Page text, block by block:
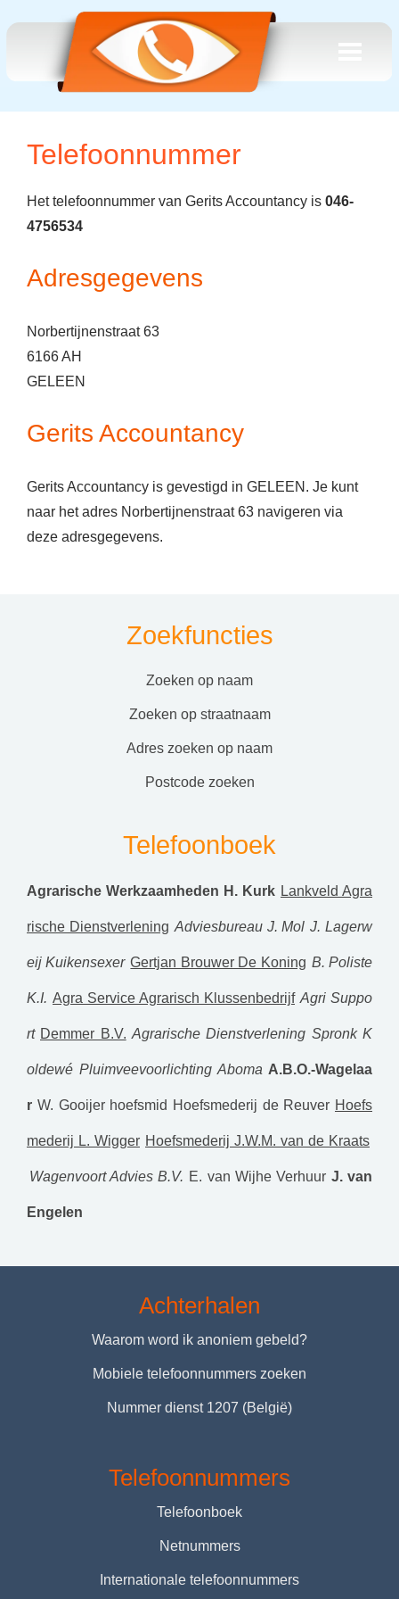
Telefoonnummer
Het telefoonnummer van Gerits Accountancy is 046-
4756534
Adresgegevens
Norbertijnenstraat 63
6166 AH
GELEEN
Gerits Accountancy
Gerits Accountancy is gevestigd in GELEEN. Je kunt
naar het adres Norbertijnenstraat 63 navigeren via
deze adresgegevens.
Zoekfuncties
zoeken op naam
zoeken op straatnaam
adres zoeken op naam
postcode zoeken
Telefoonboek
Agrarische Werkzaamheden H. Kurk Lankveld Agra
rische Dienstverlening Adviesbureau J. Mol J. Lagerw
eij Kuikensexer Gertjan Brouwer De Koning B. Poliste
K.I. Agra Service Agrarisch Klussenbedrijf Agri Suppo
rt Demmer B.V. Agrarische Dienstverlening Spronk K
oldewé Pluimveevoorlichting Aboma A.B.O.-Wagelaa
r W. Gooijer hoefsmid Hoefsmederij de Reuver Hoefs
mederij L. Wigger Hoefsmederij J.W.M. van de Kraats
Wagenvoort Advies B.V. E. van Wijhe Verhuur J. van
Engelen
Achterhalen
Waarom word ik anoniem gebeld?
Mobiele telefoonnummers zoeken
Nummer dienst 1207 (België)
Telefoonnummers
Telefoonboek
Netnummers
Internationale telefoonnummers